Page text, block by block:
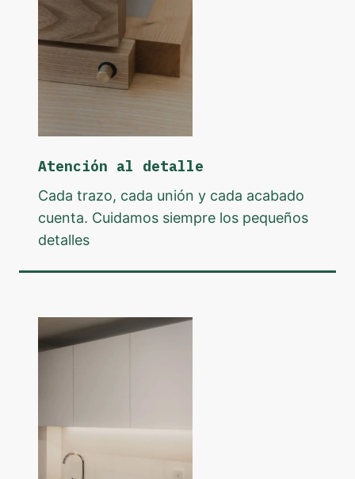
Atención al detalle
Cada trazo, cada unión y cada acabado
cuenta. Cuidamos siempre los pequeños
detalles